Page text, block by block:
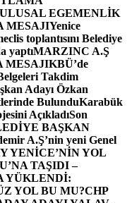
EGEMENLİK
MESAJIYenice
toplantısını Belediye
yaptıMARZINC A.Ş
MESAJIKBÜ’de
Takdim
Adayı Özkan
BulunduKarabük
AçıkladıSon
BAŞKAN
A.Ş’nin yeni Genel
YENİCE’NİN YOL
TAŞIDI –
YÜKLENDİ:
YOL BU MU?CHP